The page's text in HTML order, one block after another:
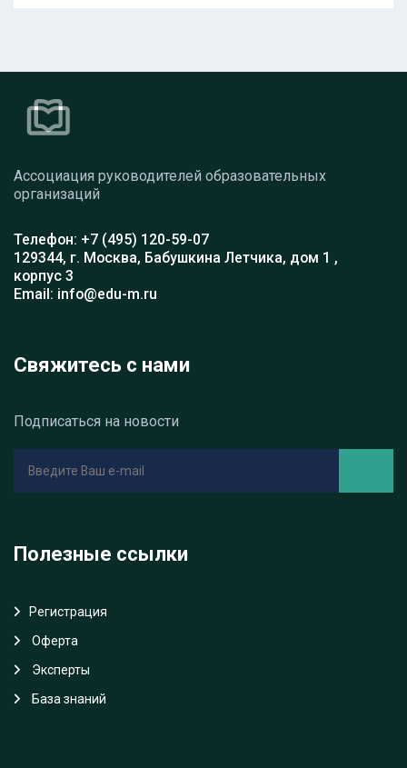
Ассоциация руководителей образовательных
организаций
Телефон: +7 (495) 120-59-07
129344, г. Москва, Бабушкина Летчика, дом 1 ,
корпус 3
Email: info@edu-m.ru
Свяжитесь с нами
Подписаться на новости
Полезные ссылки
Регистрация
Oферта
Эксперты
База знаний